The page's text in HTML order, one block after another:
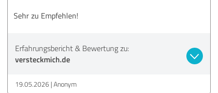
Sehr zu Empfehlen!
Erfahrungsbericht & Bewertung zu:
versteckmich.de
19.05.2026 Anonym